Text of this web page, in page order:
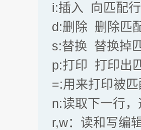
i:插入 向匹配
d:删除 删除匹
s:替换 替换掉
p:打印 打印出
=:用来打印被
n:读取下一行
r,w：读和写编